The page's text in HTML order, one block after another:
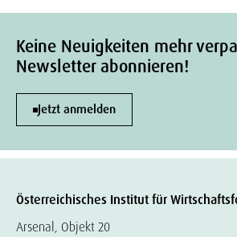
Keine Neuigkeiten mehr
Newsletter abonnieren!
Jetzt anmelden
Österreichisches Institut für
Arsenal, Objekt 20